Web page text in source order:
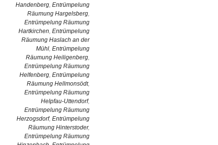
Handenberg, Entrümpelung
Räumung Hargelsberg,
Entrümpelung Räumung
Hartkirchen, Entrümpelung
Räumung Haslach an der
Mühl, Entrümpelung
Räumung Heiligenberg,
Entrümpelung Räumung
Helfenberg, Entrümpelung
Räumung Hellmonsödt,
Entrümpelung Räumung
Helpfau-Uttendorf,
Entrümpelung Räumung
Herzogsdorf, Entrümpelung
Räumung Hinterstoder,
Entrümpelung Räumung